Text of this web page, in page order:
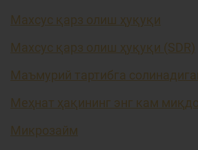
Махсус қарз олиш ҳуқуқи
Махсус қарз олиш ҳуқуқи (SDR)
Маъмурий тартибга
Меҳнат ҳақининг энг кам
Микрозайм